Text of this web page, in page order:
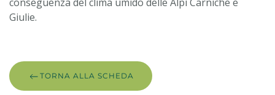
conseguenza del clima umido delle Alpi Carniche e
Giulie.
TORNA ALLA SCHEDA